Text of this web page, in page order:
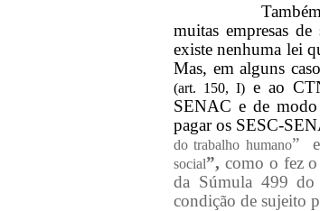
muitas empresas
existe nenhuma lei
Mas, em alguns
(art. 150, I) e ao
SENAC e de modo
pagar os SESC-
do trabalho humano”
social”, como o fez
da Súmula 499 do
condição de sujeito